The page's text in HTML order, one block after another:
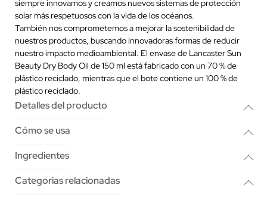
siempre innovamos y creamos nuevos sistemas de protección
solar más respetuosos con la vida de los océanos.
También nos comprometemos a mejorar la sostenibilidad de
nuestros productos, buscando innovadoras formas de reducir
nuestro impacto medioambiental. El envase de Lancaster Sun
Beauty Dry Body Oil de 150 ml está fabricado con un 70 % de
plástico reciclado, mientras que el bote contiene un 100 % de
plástico reciclado.
Detalles del producto
Cómo se usa
Ingredientes
Categorias relacionadas